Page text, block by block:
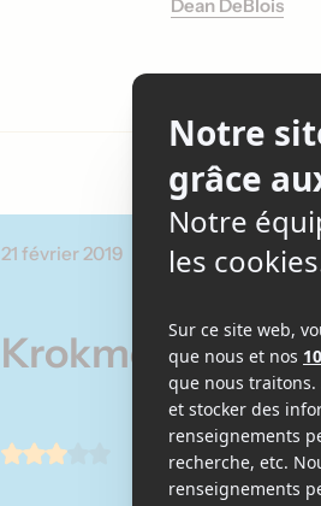
Dean DeBlois
21 février 2019
Krokmou le